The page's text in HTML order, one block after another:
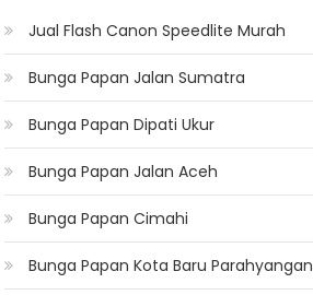
Jual Flash Canon Speedlite Murah
Bunga Papan Jalan Sumatra
Bunga Papan Dipati Ukur
Bunga Papan Jalan Aceh
Bunga Papan Cimahi
Bunga Papan Kota Baru Parahyangan